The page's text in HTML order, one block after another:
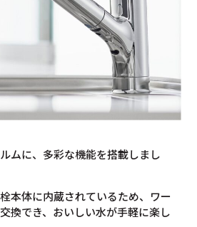
ムに、多彩な機能を搭載しまし
本体に内蔵されているため、ワー
換でき、おいしい水が手軽に楽し